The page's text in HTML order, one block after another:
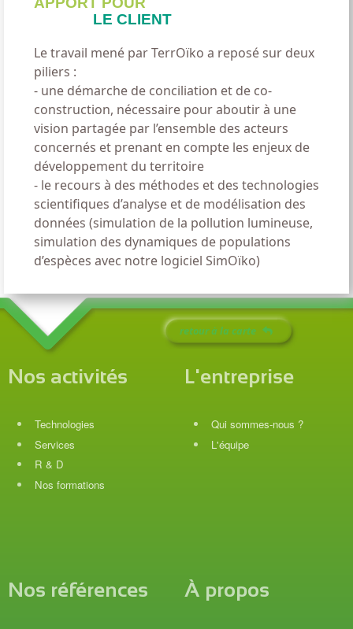
LE CLIENT
Le travail mené par TerrOïko a reposé sur deux
piliers :
- une démarche de conciliation et de co-
construction, nécessaire pour aboutir à une
vision partagée par l’ensemble des acteurs
concernés et prenant en compte les enjeux de
développement du territoire
- le recours à des méthodes et des technologies
scientifiques d’analyse et de modélisation des
données (simulation de la pollution lumineuse,
simulation des dynamiques de populations
d’espèces avec notre logiciel SimOïko)
retour à la carte
Nos activités
Technologies
Services
R & D
Nos formations
L'entreprise
Qui sommes-nous ?
L'équipe
Nos références À propos